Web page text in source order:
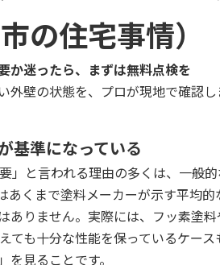
の住宅事情）
か迷ったら、まずは無料点検を
壁の状態を、プロが現地で確認し
基準になっている
」と言われる理由の多くは、一般
あくまで塗料メーカーが示す平均
ありません。実際には、フッ素塗
ても十分な性能を保っているケー
見ることです。